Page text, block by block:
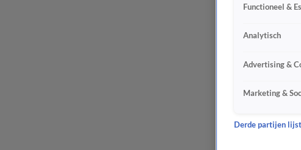
Functioneel &
Analytisch
Advertising &
Marketing &
Derde partijen lijst